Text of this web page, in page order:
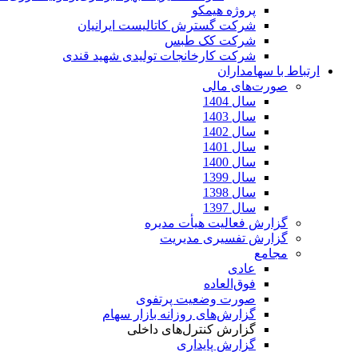
پروژه هیمکو
شرکت گسترش کاتالیست ایرانیان
شرکت کک طبس
شرکت کارخانجات تولیدی شهید قندی
ارتباط با سهامداران
صورت‌های مالی
سال 1404
سال 1403
سال 1402
سال 1401
سال 1400
سال 1399
سال 1398
سال 1397
گزارش فعالیت هیأت مدیره
گزارش تفسیری مدیریت
مجامع
عادی
فوق‌العاده
صورت وضعیت پرتفوی
گزارش‌های روزانه بازار سهام
گزارش کنترل‌های داخلی
گزارش پایداری